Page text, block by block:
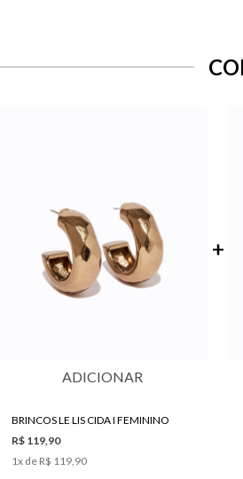
ADICIONAR
BRINCOS LE LIS CIDA I FEMININO
R$ 119,90
1x de R$ 119,90